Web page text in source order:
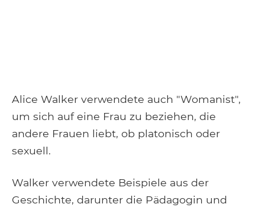
Alice Walker verwendete auch "Womanist",
um sich auf eine Frau zu beziehen, die
andere Frauen liebt, ob platonisch oder
sexuell.
Walker verwendete Beispiele aus der
Geschichte, darunter die Pädagogin und